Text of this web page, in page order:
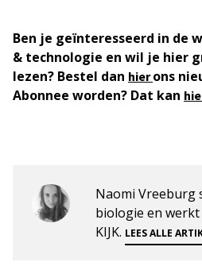
Ben je geïnteresseerd in de
& technologie en wil je hier
lezen? Bestel dan hierons
Abonnee worden? Dat kan
Naomi Vreeburg
biologie en
KIJK. LEES ALLE